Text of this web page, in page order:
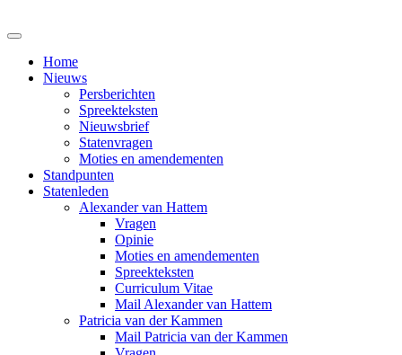
Home
Nieuws
Persberichten
Spreekteksten
Nieuwsbrief
Statenvragen
Moties en amendementen
Standpunten
Statenleden
Alexander van Hattem
Vragen
Opinie
Moties en amendementen
Spreekteksten
Curriculum Vitae
Mail Alexander van Hattem
Patricia van der Kammen
Mail Patricia van der Kammen